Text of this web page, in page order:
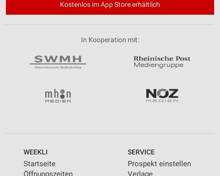
Kostenlos im App Store erhältlich
In Kooperation mit:
WEEKLI
Startseite
Öffnungszeiten
SERVICE
Prospekt einstellen
Verlage